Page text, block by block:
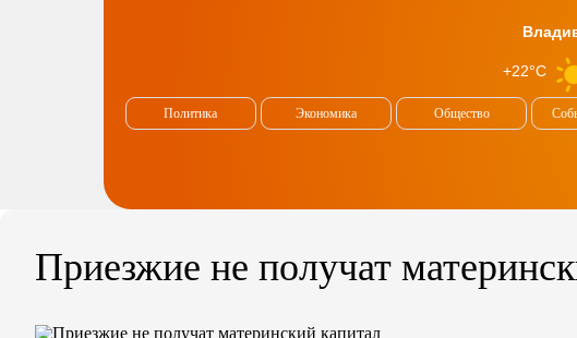
+22°C
Политика Экономика Общество
Приезжие не получат